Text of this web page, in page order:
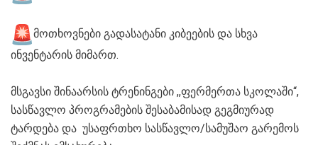
მოთხოვნები გადასატანი კიბეების და სხვა
ინვენტარის მიმართ.
მსგავსი შინაარსის ტრენინგები ,,ფერმერთა სკოლაში“,
სასწავლო პროგრამების შესაბამისად გეგმიურად
ტარდება და უსაფრთხო სასწავლო/სამუშაო გარემოს